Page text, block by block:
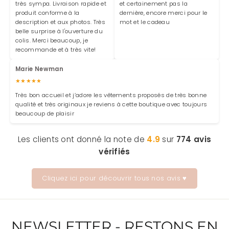
très sympa. Livraison rapide et
produit conforme à la
description et aux photos. Très
belle surprise à l'ouverture du
colis. Merci beaucoup, je
recommande et à très vite!
et certainement pas la
dernière, encore merci pour le
mot et le cadeau
Marie Newman
★★★★★
Très bon accueil et j’adore les vêtements proposés de très bonne
qualité et très originaux je reviens à cette boutique avec toujours
beaucoup de plaisir
Les clients ont donné la note de 4.9 sur 774 avis
vérifiés
Cliquez ici pour découvrir tous nos avis ♥